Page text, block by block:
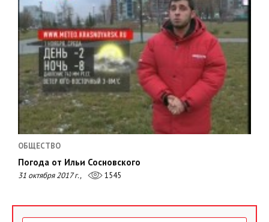
ОБЩЕСТВО
Погода от Ильи Сосновского
31 октября 2017 г., 1545